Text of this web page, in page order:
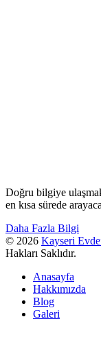
Doğru bilgiye
en kısa sürede
Daha Fazla Bilgi
© 2026 Kayseri
Hakları Saklıdır.
Anasayfa
Hakkımızda
Blog
Galeri